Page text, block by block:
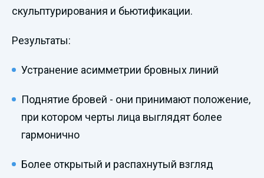
скульптурирования и бьютификации.
Результаты:
Устранение асимметрии бровных линий
Поднятие бровей - они принимают положение,
при котором черты лица выглядят более
гармонично
Более открытый и распахнутый взгляд